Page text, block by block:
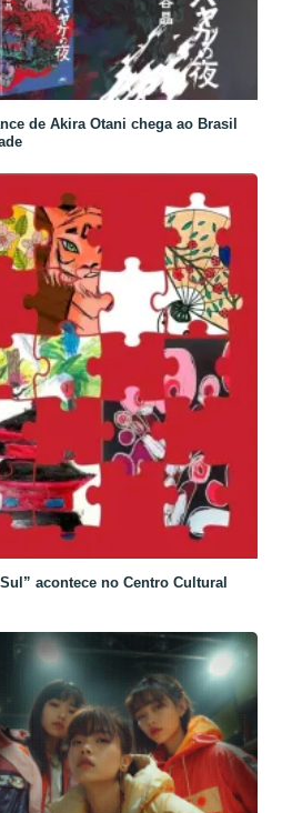
de Akira Otani chega ao Brasil
acontece no Centro Cultural